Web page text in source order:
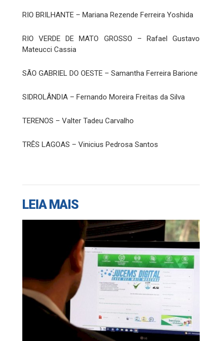
RIO BRILHANTE – Mariana Rezende Ferreira Yoshida
RIO VERDE DE MATO GROSSO – Rafael Gustavo
Mateucci Cassia
SÃO GABRIEL DO OESTE – Samantha Ferreira Barione
SIDROLÂNDIA – Fernando Moreira Freitas da Silva
TERENOS – Valter Tadeu Carvalho
TRÊS LAGOAS – Vinicius Pedrosa Santos
LEIA MAIS